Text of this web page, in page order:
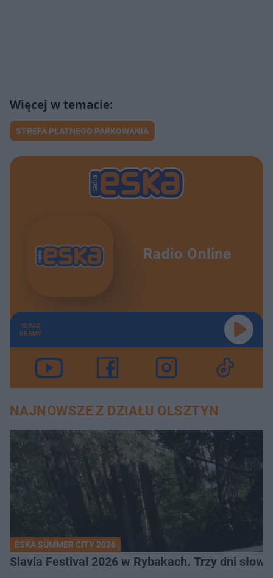
STREFA PŁATNEGO PARKOWANIA
Radio Online
TERAZ
GRAMY
NAJNOWSZE Z DZIAŁU OLSZTYN
ESKA SUMMER CITY 2026
Slavia Festival 2026 w Rybakach. Trzy dni